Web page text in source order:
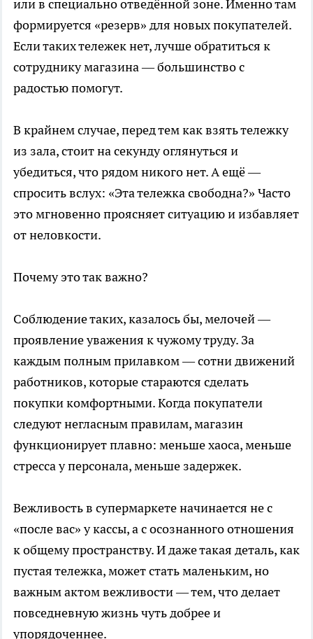
или в специально отведённой зоне. Именно там
формируется «резерв» для новых покупателей.
Если таких тележек нет, лучше обратиться к
сотруднику магазина — большинство с
радостью помогут.
В крайнем случае, перед тем как взять тележку
из зала, стоит на секунду оглянуться и
убедиться, что рядом никого нет. А ещё —
спросить вслух: «Эта тележка свободна?» Часто
это мгновенно проясняет ситуацию и избавляет
от неловкости.
Почему это так важно?
Соблюдение таких, казалось бы, мелочей —
проявление уважения к чужому труду. За
каждым полным прилавком — сотни движений
работников, которые стараются сделать
покупки комфортными. Когда покупатели
следуют негласным правилам, магазин
функционирует плавно: меньше хаоса, меньше
стресса у персонала, меньше задержек.
Вежливость в супермаркете начинается не с
«после вас» у кассы, а с осознанного отношения
к общему пространству. И даже такая деталь, как
пустая тележка, может стать маленьким, но
важным актом вежливости — тем, что делает
повседневную жизнь чуть добрее и
упорядоченнее.